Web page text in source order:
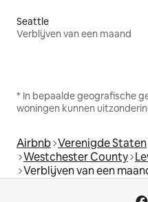
Seattle
Verblijven van een maand
* In bepaalde geografische
woningen kunnen
Airbnb Verenigde Staten
Westchester County
Verblijven van een